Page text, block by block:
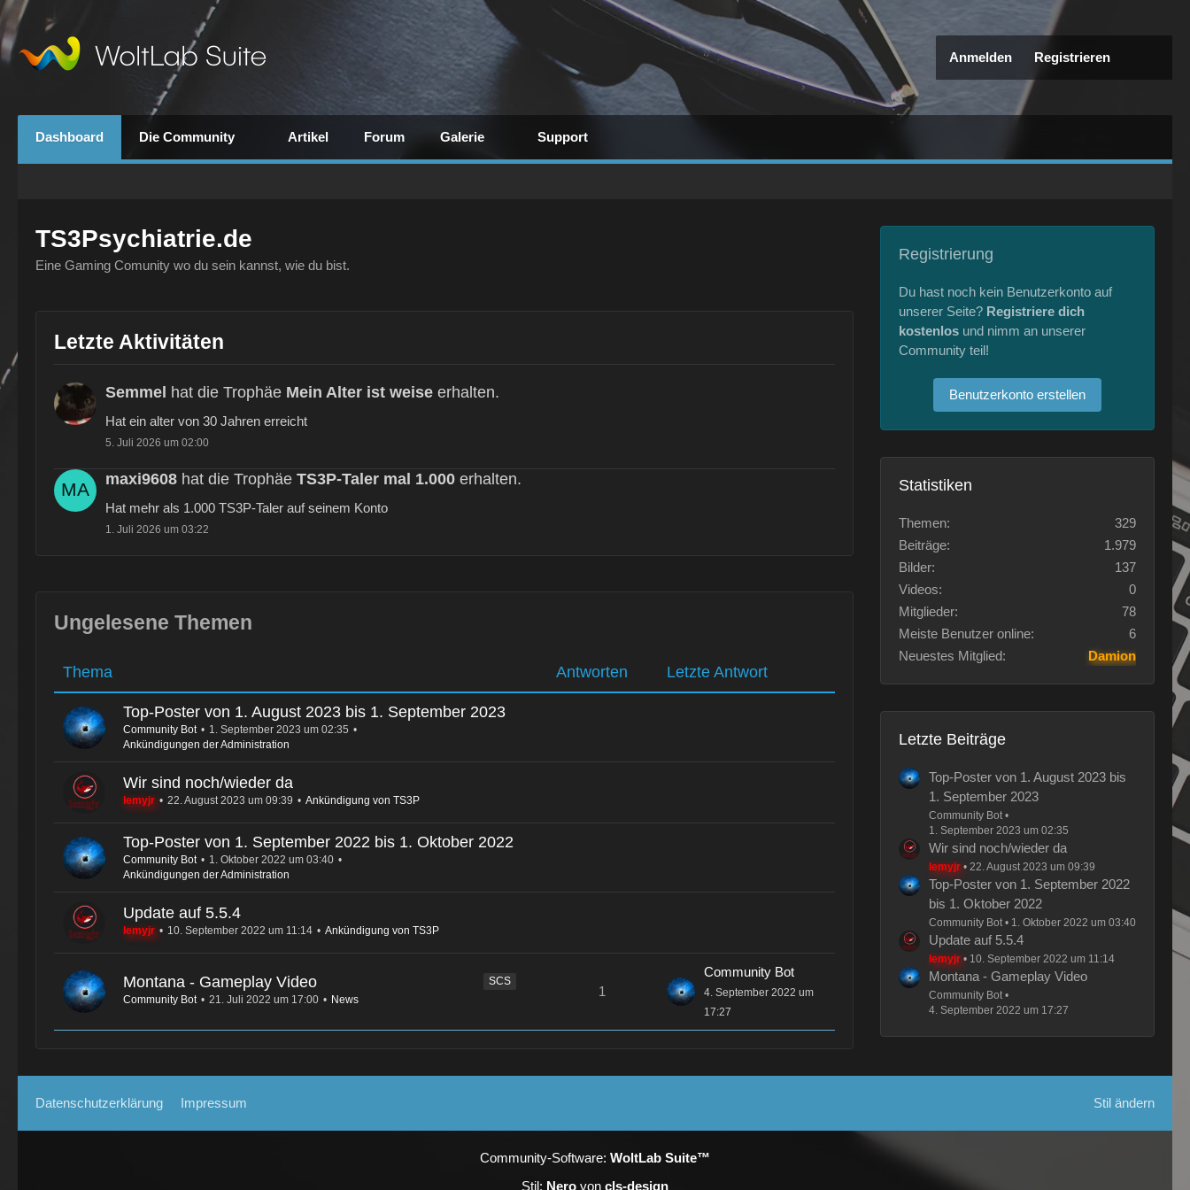
Anmelden Registrieren
Dashboard Die Community Artikel Forum Galerie Support
TS3Psychiatrie.de
Eine Gaming Comunity wo du sein kannst, wie du bist.
Letzte Aktivitäten
Semmel hat die Trophäe Mein Alter ist weise erhalten.
Hat ein alter von 30 Jahren erreicht
5. Juli 2026 um 02:00
maxi9608 hat die Trophäe TS3P-Taler mal 1.000 erhalten.
Hat mehr als 1.000 TS3P-Taler auf seinem Konto
1. Juli 2026 um 03:22
Ungelesene Themen
Thema Antworten Letzte Antwort
Top-Poster von 1. August 2023 bis 1. September 2023
Community Bot
1. September 2023 um 02:35
Ankündigungen der Administration
Wir sind noch/wieder da
lemyjr 22. August 2023 um 09:39 Ankündigung von TS3P
Top-Poster von 1. September 2022 bis 1. Oktober 2022
Community Bot
1. Oktober 2022 um 03:40
Ankündigungen der Administration
Update auf 5.5.4
lemyjr 10. September 2022 um 11:14 Ankündigung von TS3P
SCS
Montana - Gameplay Video
Community Bot 21. Juli 2022 um 17:00 News
1
Community Bot
4. September 2022 um
17:27
Registrierung
Du hast noch kein Benutzerkonto auf
unserer Seite? Registriere dich
kostenlos und nimm an unserer
Community teil!
Benutzerkonto erstellen
Statistiken
Themen
329
Beiträge
1.979
Bilder
137
Videos
0
Mitglieder
78
Meiste Benutzer online
6
Neuestes Mitglied
Damion
Letzte Beiträge
Top-Poster von 1. August 2023 bis
1. September 2023
Community Bot
1. September 2023 um 02:35
Wir sind noch/wieder da
lemyjr 22. August 2023 um 09:39
Top-Poster von 1. September 2022
bis 1. Oktober 2022
Community Bot 1. Oktober 2022 um 03:40
Update auf 5.5.4
lemyjr 10. September 2022 um 11:14
Montana - Gameplay Video
Community Bot
4. September 2022 um 17:27
Stil ändern
Datenschutzerklärung Impressum
Community-Software: WoltLab Suite™
Stil: Nero von cls-design